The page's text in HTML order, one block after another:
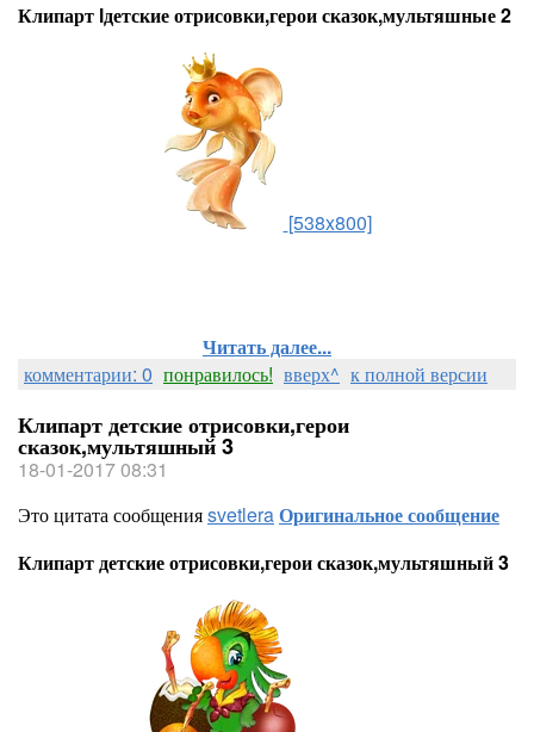
Клипарт lдетские отрисовки,герои сказок,мультяшные 2
[538x800]
Читать далее...
комментарии: 0 понравилось! вверх^ к полной версии
Клипарт детские отрисовки,герои
сказок,мультяшный 3
18-01-2017 08:31
Это цитата сообщенияsvetleraОригинальное сообщение
Клипарт детские отрисовки,герои сказок,мультяшный 3